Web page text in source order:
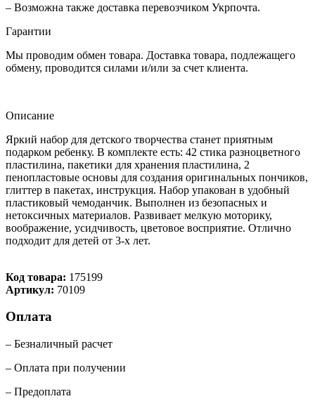
– Возможна также доставка перевозчиком Укрпочта.
Гарантии
Мы проводим обмен товара. Доставка товара, подлежащего
обмену, проводится силами и/или за счет клиента.
Описание
Яркий набор для детского творчества станет приятным
подарком ребенку. В комплекте есть: 42 стика разноцветного
пластилина, пакетики для хранения пластилина, 2
пенопластовые основы для создания оригинальных пончиков,
глиттер в пакетах, инструкция. Набор упакован в удобный
пластиковый чемоданчик. Выполнен из безопасных и
нетоксичных материалов. Развивает мелкую моторику,
воображение, усидчивость, цветовое восприятие. Отлично
подходит для детей от 3-х лет.
Код товара: 175199
Артикул: 70109
Оплата
– Безналичный расчет
– Оплата при получении
– Предоплата